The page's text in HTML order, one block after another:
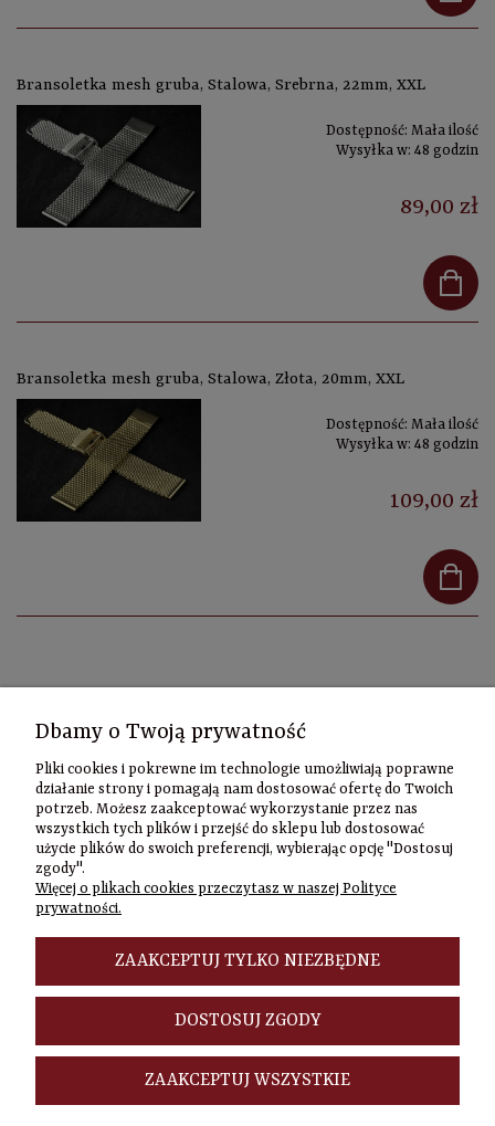
Bransoletka mesh gruba, Stalowa, Srebrna, 22mm, XXL
Dostępność: Mała ilość
Wysyłka w: 48 godzin
89,00 zł
Bransoletka mesh gruba, Stalowa, Złota, 20mm, XXL
Dostępność: Mała ilość
Wysyłka w: 48 godzin
109,00 zł
Szybki
kontakt
Zamówienia
al. Jana Pawła
00-148
Dbamy o Twoją prywatność
Pliki cookies i pokrewne im technologie umożliwiają poprawne
działanie strony i pomagają nam dostosować ofertę do Twoich
potrzeb. Możesz zaakceptować wykorzystanie przez nas
wszystkich tych plików i przejść do sklepu lub dostosować
użycie plików do swoich preferencji, wybierając opcję "Dostosuj
zgody".
Więcej o plikach cookies przeczytasz w naszej Polityce
prywatności.
ZAAKCEPTUJ TYLKO NIEZBĘDNE
DOSTOSUJ ZGODY
ZAAKCEPTUJ WSZYSTKIE